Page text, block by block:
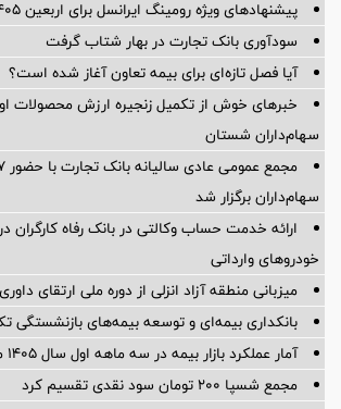
پیشنهادهای ویژه رومینگ ایرانسل برای اربعین ۱۴۰۵
سودآوری بانک تجارت در بهار شتاب گرفت
آیا فصل تازه‌ای برای بیمه تعاون آغاز شده است؟
خبرهای خوش از تکمیل زنجیره ارزش محصولات
سهام‌داران شستان
سهام‌داران برگزار شد
ارائه خدمت حساب وکالتی در بانک رفاه
خودروهای وارداتی
میزبانی منطقه آزاد انزلی از دوره ملی ارتقای
بانکداری بیمه‌ای و توسعه بیمه‌های بازنشستگی
آمار عملكرد بازار بیمه در سه ماهه اول سال 1405 منتشر شد
مجمع شسپا 200 تومان سود نقدی تقسیم کرد